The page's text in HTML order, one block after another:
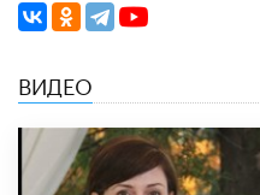
ВИДЕО